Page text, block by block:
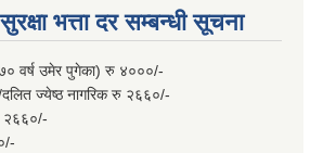
भत्ता दर सम्बन्धी सूचना
वर्ष उमेर पुगेका) रु ४०००/-
दलित ज्येष्ठ नागरिक रु २६६०/-
२६६०/-